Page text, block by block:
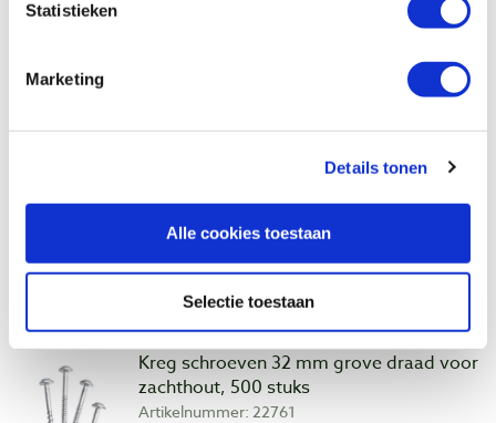
Statistieken
Marketing
Details tonen
Alle cookies toestaan
Selectie toestaan
zachthout, 100 stuks
€ 8,45 incl. btw
€ 6,98 excl. btw
Op voorraad
Vergelijken
Kreg schroeven 32 mm grove draad voor
zachthout, 500 stuks
Artikelnummer: 22761